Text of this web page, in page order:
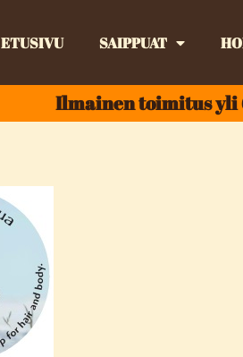
ETUSIVU SAIPPUAT
Ilmainen toimitus